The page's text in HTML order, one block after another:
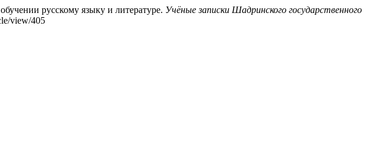
русскому языку и литературе. Учёные записки Шадринского государственного
view/405